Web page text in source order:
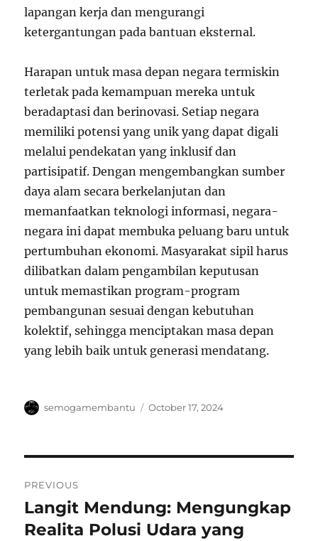
lapangan kerja dan mengurangi
ketergantungan pada bantuan eksternal.
Harapan untuk masa depan negara termiskin
terletak pada kemampuan mereka untuk
beradaptasi dan berinovasi. Setiap negara
memiliki potensi yang unik yang dapat digali
melalui pendekatan yang inklusif dan
partisipatif. Dengan mengembangkan sumber
daya alam secara berkelanjutan dan
memanfaatkan teknologi informasi, negara-
negara ini dapat membuka peluang baru untuk
pertumbuhan ekonomi. Masyarakat sipil harus
dilibatkan dalam pengambilan keputusan
untuk memastikan program-program
pembangunan sesuai dengan kebutuhan
kolektif, sehingga menciptakan masa depan
yang lebih baik untuk generasi mendatang.
Author
semogamembantu
Posted
October 17, 2024
navigation
PREVIOUS
Previous
post:
Langit Mendung: Mengungkap
Realita Polusi Udara yang